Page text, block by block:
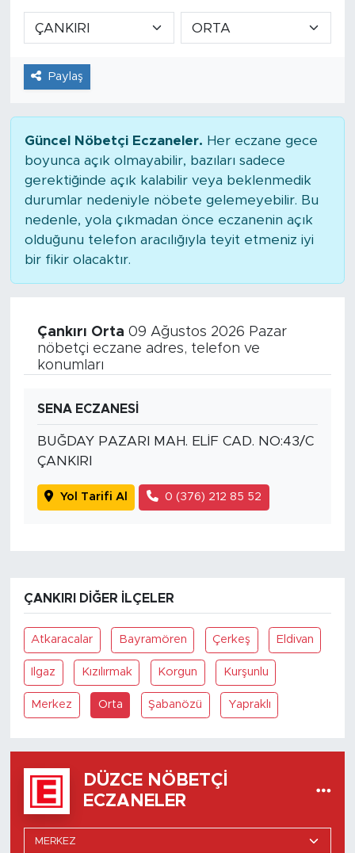
Paylaş
Güncel Nöbetçi Eczaneler. Her eczane gece
boyunca açık olmayabilir, bazıları sadece
gerektiğinde açık kalabilir veya beklenmedik
durumlar nedeniyle nöbete gelemeyebilir. Bu
nedenle, yola çıkmadan önce eczanenin açık
olduğunu telefon aracılığıyla teyit etmeniz iyi
bir fikir olacaktır.
Çankırı Orta 09 Ağustos 2026 Pazar
nöbetçi eczane adres, telefon ve
konumları
SENA ECZANESİ
BUĞDAY PAZARI MAH. ELİF CAD. NO:43/C
ÇANKIRI
Yol Tarifi Al 0 (376) 212 85 52
ÇANKIRI DIĞER İLÇELER
Atkaracalar Bayramören Çerkeş Eldivan
Ilgaz Kızılırmak Korgun Kurşunlu
Merkez Orta Şabanözü Yapraklı
DÜZCE NÖBETÇI
ECZANELER